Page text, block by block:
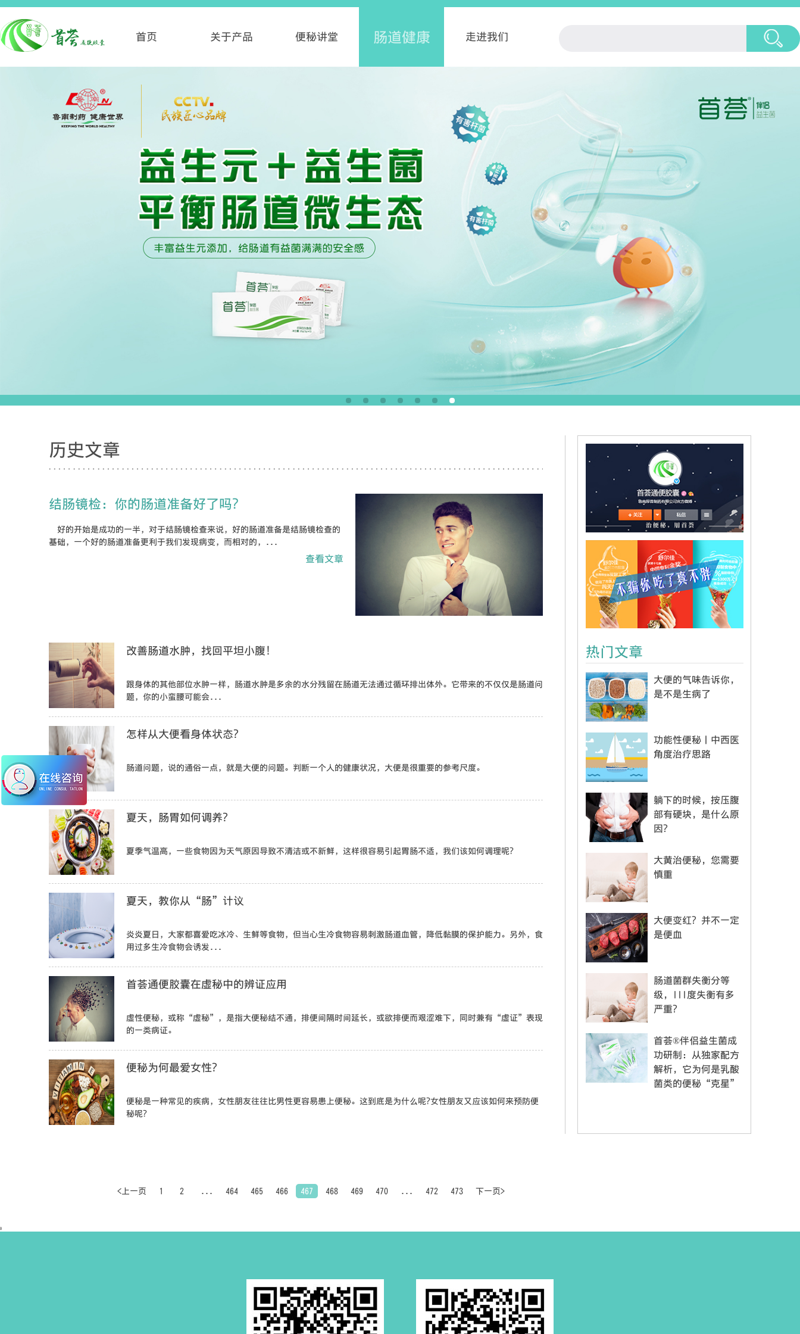
首页 关于产品 便秘讲堂 肠道健康 走进我们
历史文章
结肠镜检：你的肠道准备好了吗？
好的开始是成功的一半，对于结肠镜检查来说，好的肠道准备是结肠镜检查的
基础，一个好的肠道准备更利于我们发现病变，而相对的，...
查看文章
改善肠道水肿，找回平坦小腹！
跟身体的其他部位水肿一样，肠道水肿是多余的水分残留在肠道无法通过循环排出体外。它带来的不仅仅是肠道问
题，你的小蛮腰可能会...
怎样从大便看身体状态？
肠道问题，说的通俗一点，就是大便的问题。判断一个人的健康状况，大便是很重要的参考尺度。
夏天，肠胃如何调养？
夏季气温高，一些食物因为天气原因导致不清洁或不新鲜，这样很容易引起胃肠不适，我们该如何调理呢？
夏天，教你从“肠”计议
炎炎夏日，大家都喜爱吃冰冷、生鲜等食物，但当心生冷食物容易刺激肠道血管，降低黏膜的保护能力。另外，食
用过多生冷食物会诱发...
首荟通便胶囊在虚秘中的辨证应用
虚性便秘，或称“虚秘”，是指大便秘结不通，排便间隔时间延长，或欲排便而艰涩难下，同时兼有“虚证”表现
的一类病证。
便秘为何最爱女性?
便秘是一种常见的疾病，女性朋友往往比男性更容易患上便秘。这到底是为什么呢?女性朋友又应该如何来预防便
秘呢?
热门文章
大便的气味告诉你，
是不是生病了
功能性便秘丨中西医
角度治疗思路
躺下的时候，按压腹
部有硬块，是什么原
因？
大黄治便秘，您需要
慎重
大便变红？并不一定
是便血
肠道菌群失衡分等
级，III度失衡有多
严重？
首荟®伴侣益生菌成
功研制：从独家配方
解析，它为何是乳酸
菌类的便秘“克星”
<上一页 1 2 ... 464 465 466 467 468 469 470 ... 472 473 下一页>
0